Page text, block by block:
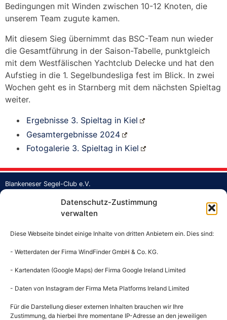
Datenschutz-Zustimmung
verwalten
Diese Webseite bindet einige Inhalte von dritten Anbietern ein. Dies sind:
- Wetterdaten der Firma WindFinder GmbH & Co. KG.
- Kartendaten (Google Maps) der Firma Google Ireland Limited
- Daten von Instagram der Firma Meta Platforms Ireland Limited
Für die Darstellung dieser externen Inhalten brauchen wir Ihre
Zustimmung, da hierbei Ihre momentane IP-Adresse an den jeweiligen
Bedingungen mit Winden zwischen 10-12 Knoten, die
unserem Team zugute kamen.
Mit diesem Sieg übernimmt das BSC-Team nun wieder
die Gesamtführung in der Saison-Tabelle, punktgleich
mit dem Westfälischen Yachtclub Delecke und hat den
Aufstieg in die 1. Segelbundesliga fest im Blick. In zwei
Wochen geht es in Starnberg mit dem nächsten Spieltag
weiter.
Ergebnisse 3. Spieltag in Kiel
Gesamtergebnisse 2024
Fotogalerie 3. Spieltag in Kiel
Blankeneser Segel-Club e.V.
Jollenhafen Blankenese
Mail:
buero@bsc-hamburg.de
Geschäftsstelle
Mi: 13 – 18 Uhr
Gastronomie